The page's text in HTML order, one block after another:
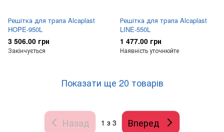
Решітка для трапа Alcaplast
HOPE-950L
3 506.00 грн
Закінчується
Решітка для трапа Alcaplast
LINE-550L
1 477.00 грн
Наявність уточнюйте
Показати ще 20 товарів
Назад 1 з 3 Вперед